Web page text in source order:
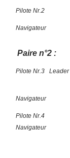
Pilote Nr.2
Navigateur
Paire n°2 :
Pilote Nr.3 Leader
Navigateur
Pilote Nr.4
Navigateur